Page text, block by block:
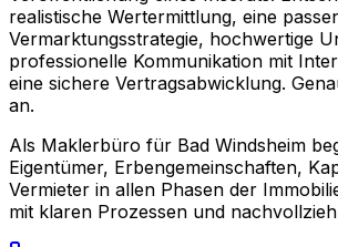
realistische Wertermittlung, eine
Vermarktungsstrategie, hochwertige
professionelle Kommunikation mit
eine sichere Vertragsabwicklung.
an.
Als Maklerbüro für Bad Windsheim
Eigentümer, Erbengemeinschaften,
Vermieter in allen Phasen der
mit klaren Prozessen und